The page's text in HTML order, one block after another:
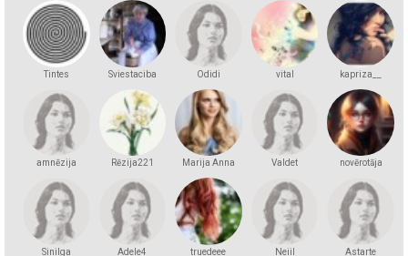
Tintes Sviestaciba Odidi vital kapriza__
amnēzija Rēzija221 Marija Anna Valdet novērotāja
Sinilga Adele4 truedeee Neiil Astarte